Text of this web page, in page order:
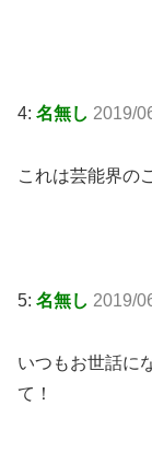
4: 名無し 2019/
これは芸能界の
5: 名無し 2019/
いつもお世話に
て！